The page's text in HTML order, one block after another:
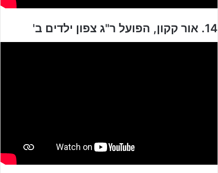
14. אור קקון, הפועל ר"ג צפון ילדים ב'